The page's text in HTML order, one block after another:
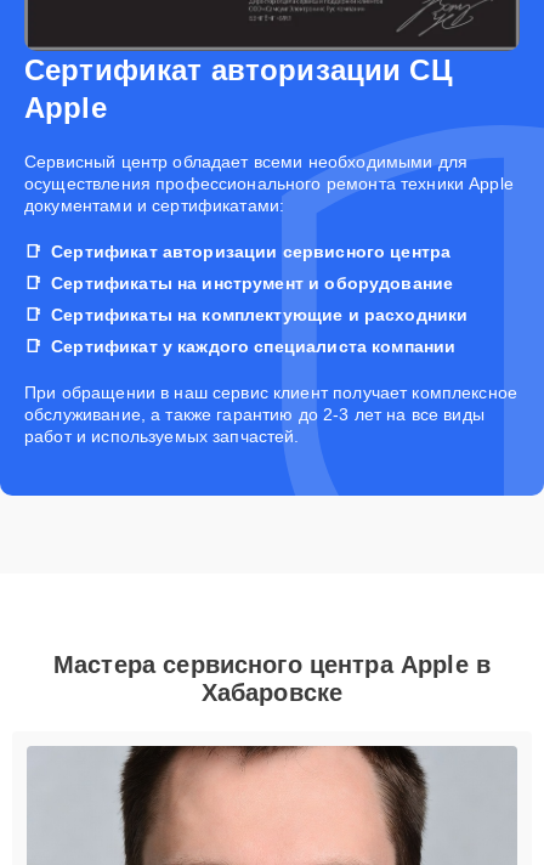
Сертификат авторизации СЦ
Apple
Cервисный центр обладает всеми необходимыми для
осуществления профессионального ремонта техники Apple
документами и сертификатами:
Сертификат авторизации сервисного центра
Сертификаты на инструмент и оборудование
Сертификаты на комплектующие и расходники
Сертификат у каждого специалиста компании
При обращении в наш сервис клиент получает комплексное
обслуживание, а также гарантию до 2-3 лет на все виды
работ и используемых запчастей.
Мастера сервисного центра Apple в
Хабаровске